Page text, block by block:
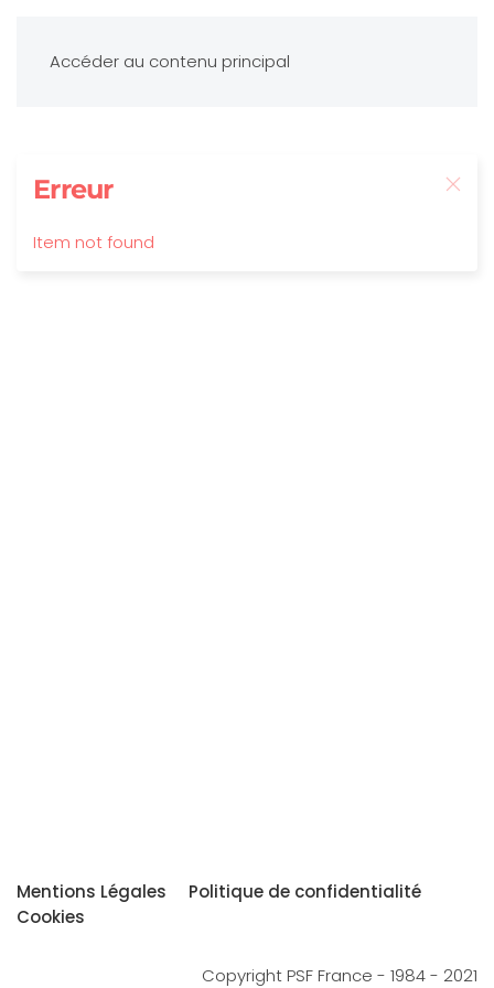
Accéder au contenu principal
Erreur
Item not found
Mentions Légales
Politique de confidentialité
Cookies
Copyright PSF France - 1984 - 2021